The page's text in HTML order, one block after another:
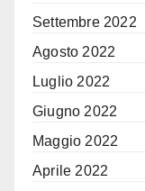
Settembre 2022
Agosto 2022
Luglio 2022
Giugno 2022
Maggio 2022
Aprile 2022